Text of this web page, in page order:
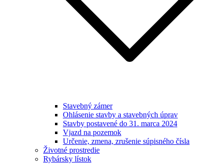
Stavebný zámer
Ohlásenie stavby a stavebných úprav
Stavby postavené do 31. marca 2024
Vjazd na pozemok
Určenie, zmena, zrušenie súpisného čísla
Životné prostredie
Rybársky lístok